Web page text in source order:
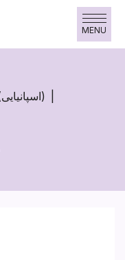
MENU
آموزش های سراسری SCDD 2025 (اسپانیایی)